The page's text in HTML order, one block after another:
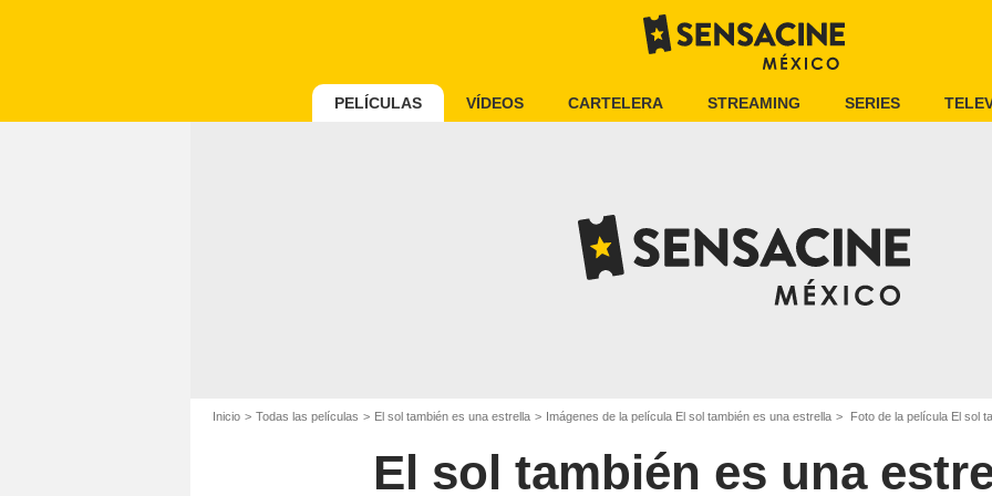
PELÍCULAS VÍDEOS CARTELERA STREAMING SERIES
Inicio Todas las películas El sol también es una estrella Imágenes de la película El sol también es una estrella Foto de la película El sol
El sol también es una